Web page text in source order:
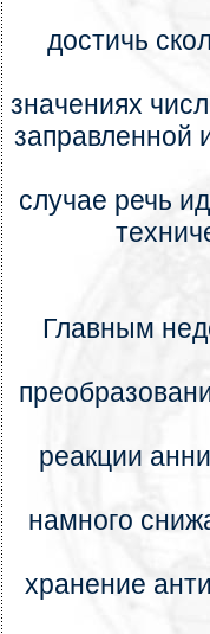
достичь
значениях
заправленной
случае речь
Главным
реакции
намного
хранение